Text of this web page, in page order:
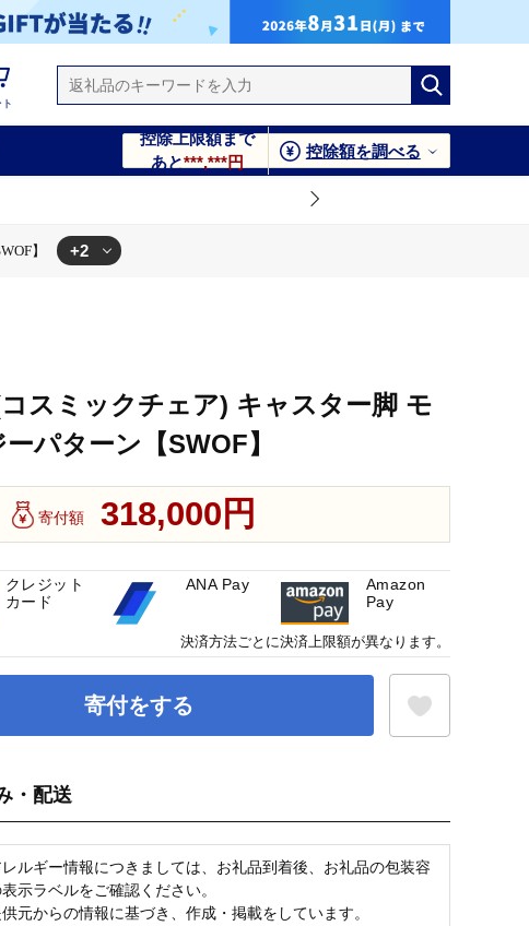
控除上限額まで
あと***,***円
控除額を調べる
】 +2
スミックチェア) キャスター脚 モ
パターン【SWOF】
寄付額 318,000円
寄付をする
・配送
ルギー情報につきましては、お礼品到着後、お礼品の包装容
示ラベルをご確認ください。
元からの情報に基づき、作成・掲載をしています。
クレジット
カード
ANA Pay
Amazon
Pay
決済方法ごとに決済上限額が異なります。